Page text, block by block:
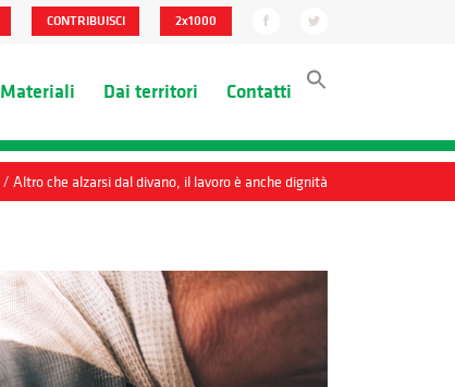
CONTRIBUISCI 2x1000
Materiali Dai territori Contatti
/ Altro che alzarsi dal divano, il lavoro è anche dignità